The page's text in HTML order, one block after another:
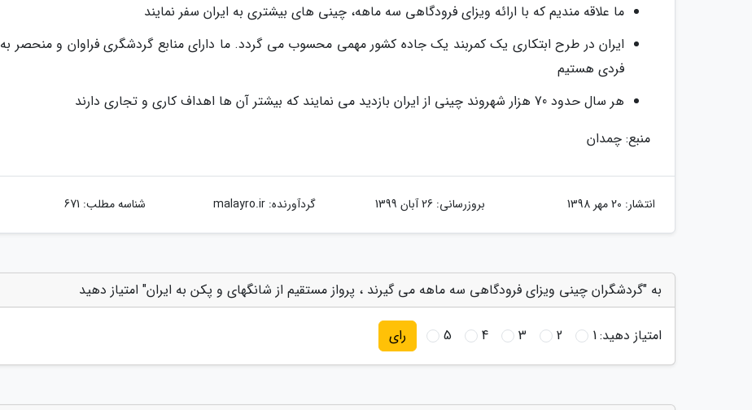
ما علاقه مندیم که با ارائه ویزای فرودگاهی سه ماهه، چینی های بیشتری به ایران سفر نمایند
ایران در طرح ابتکاری یک کمربند یک جاده کشور مهمی محسوب می گردد. ما دارای منابع گردشگری فراوان و منحصر به
فردی هستیم
هر سال حدود 70 هزار شهروند چینی از ایران بازدید می نمایند که بیشتر آن ها اهداف کاری و تجاری دارند
منبع: چمدان
انتشار: 20 مهر 1398 بروزرسانی: 26 آبان 1399 گردآورنده:malayro.ir شناسه مطلب: 671
به "گردشگران چینی ویزای فرودگاهی سه ماهه می گیرند ، پرواز مستقیم از شانگهای و پکن به ایران" امتیاز دهید
امتیاز دهید:1
2
3
4
5 رای